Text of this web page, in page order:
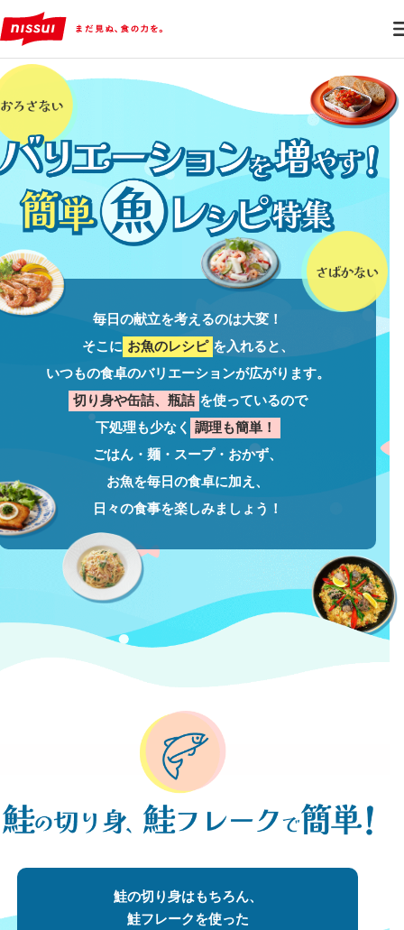
毎日の献立を考えるのは大変！
そこに お魚のレシピ を入れると、
いつもの食卓のバリエーションが広がります。
切り身や缶詰、瓶詰 を使っているので
下処理も少なく 調理も簡単！
ごはん・麺・スープ・おかず、
お魚を毎日の食卓に加え、
日々の食事を楽しみましょう！
鮭の切り身はもちろん、
鮭フレークを使った